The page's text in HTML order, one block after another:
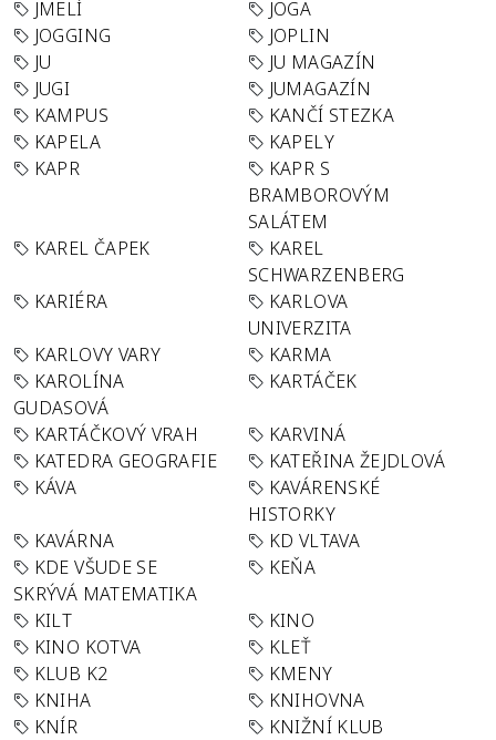
JMELÍ
JOGA
JOGGING
JOPLIN
JU
JU MAGAZÍN
JUGI
JUMAGAZÍN
KAMPUS
KANČÍ STEZKA
KAPELA
KAPELY
KAPR
KAPR S
BRAMBOROVÝM
SALÁTEM
KAREL ČAPEK
KAREL
SCHWARZENBERG
KARIÉRA
KARLOVA
UNIVERZITA
KARLOVY VARY
KARMA
KAROLÍNA
GUDASOVÁ
KARTÁČEK
KARTÁČKOVÝ VRAH
KARVINÁ
KATEDRA GEOGRAFIE
KATEŘINA ŽEJDLOVÁ
KÁVA
KAVÁRENSKÉ
HISTORKY
KAVÁRNA
KD VLTAVA
KDE VŠUDE SE
SKRÝVÁ MATEMATIKA
KEŇA
KILT
KINO
KINO KOTVA
KLEŤ
KLUB K2
KMENY
KNIHA
KNIHOVNA
KNÍR
KNIŽNÍ KLUB